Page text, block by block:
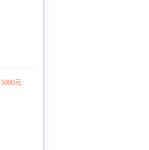
5000元